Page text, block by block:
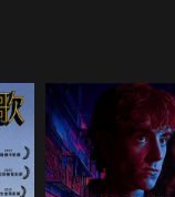
麥斯，她決定召集
照原定計畫來到度假
為麥斯會為此欣喜，
歷了悲歡離合與人生
說善意謊言的這群老
們的友誼還依然存在